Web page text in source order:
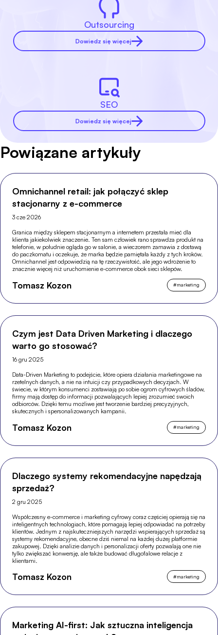
Outsourcing
Dowiedz się więcej
SEO
Dowiedz się więcej
Powiązane artykuły
Omnichannel retail: jak połączyć sklep
stacjonarny z e-commerce
3 cze 2026
Granica między sklepem stacjonarnym a internetem przestała mieć dla
klienta jakiekolwiek znaczenie. Ten sam człowiek rano sprawdza produkt na
telefonie, w południe ogląda go w salonie, a wieczorem zamawia z dostawą
do paczkomatu i oczekuje, że marka będzie pamiętała każdy z tych kroków.
Omnichannel jest odpowiedzią na tę rzeczywistość, ale jego wdrożenie to
znacznie więcej niż uruchomienie e-commerce obok sieci sklepów.
Tomasz Kozon #marketing
Czym jest Data Driven Marketing i dlaczego
warto go stosować?
16 gru 2025
Data-Driven Marketing to podejście, które opiera działania marketingowe na
rzetelnych danych, a nie na intuicji czy przypadkowych decyzjach. W
świecie, w którym konsumenci zostawiają po sobie ogrom cyfrowych śladów,
firmy mają dostęp do informacji pozwalających lepiej zrozumieć swoich
odbiorców. Dzięki temu możliwe jest tworzenie bardziej precyzyjnych,
skutecznych i spersonalizowanych kampanii.
Tomasz Kozon #marketing
Dlaczego systemy rekomendacyjne napędzają
sprzedaż?
2 gru 2025
Współczesny e-commerce i marketing cyfrowy coraz częściej opierają się na
inteligentnych technologiach, które pomagają lepiej odpowiadać na potrzeby
klientów. Jednym z najskuteczniejszych narzędzi wspierających sprzedaż są
systemy rekomendacyjne, obecne dziś niemal na każdej dużej platformie
zakupowej. Dzięki analizie danych i personalizacji oferty pozwalają one nie
tylko zwiększać konwersję, ale także budować długofalowe relacje z
klientami.
Tomasz Kozon #marketing
Marketing AI-first: Jak sztuczna inteligencja